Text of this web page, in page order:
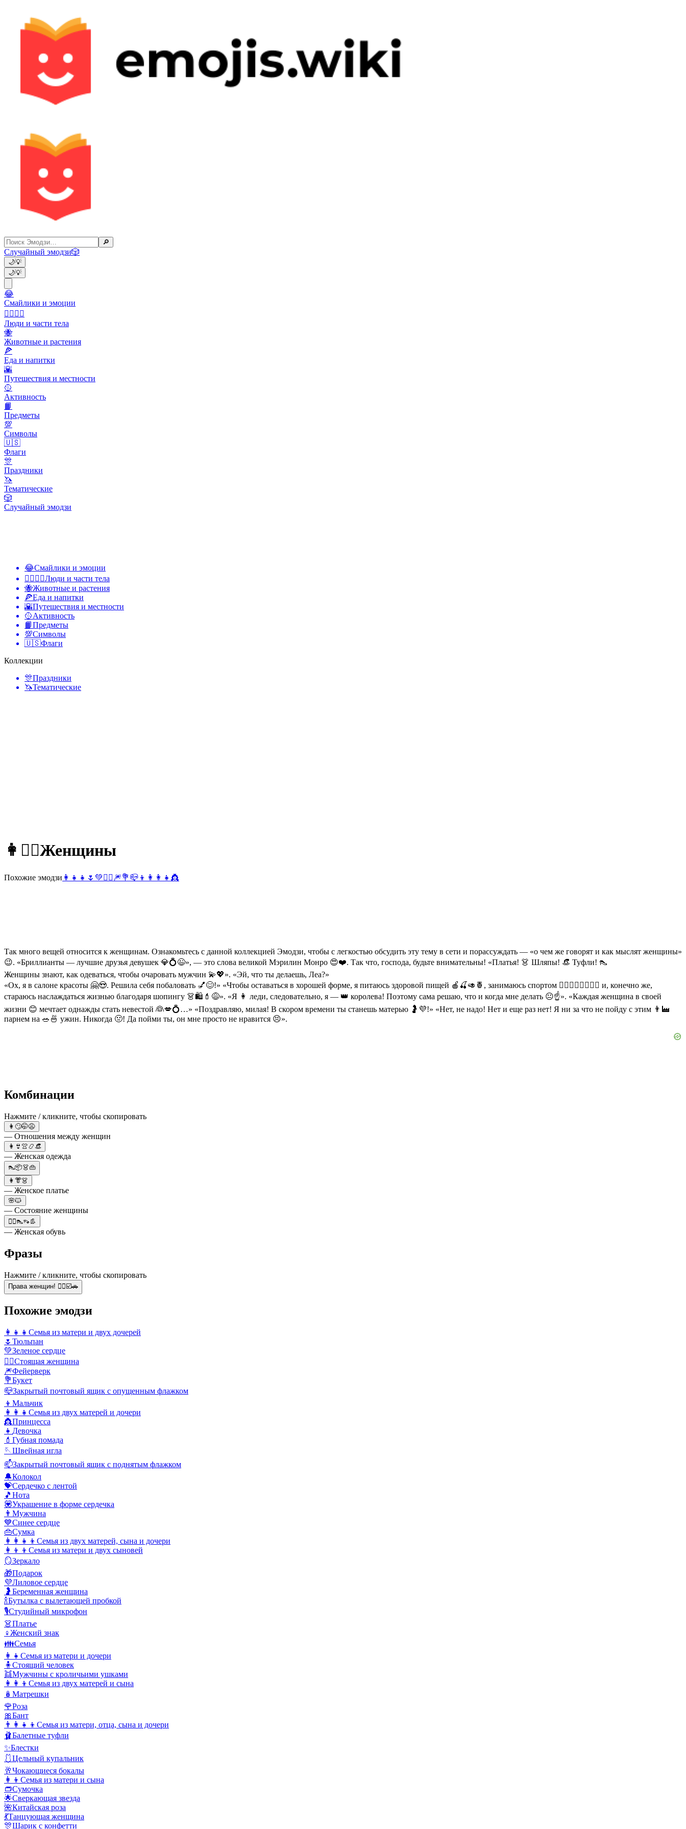
🔎
Случайный эмодзи🎲
🌙💡
🌙💡
😂
Смайлики и эмоции
👩‍❤️‍💋‍👨
Люди и части тела
🐝
Животные и растения
🍕
Еда и напитки
🌇
Путешествия и местности
🥎
Активность
📙
Предметы
💯
Символы
🇺🇸
Флаги
🎊
Праздники
🦄
Тематические
🎲
Случайный эмодзи
😂Смайлики и эмоции
👩‍❤️‍💋‍👨Люди и части тела
🐝Животные и растения
🍕Еда и напитки
🌇Путешествия и местности
🥎Активность
📙Предметы
💯Символы
🇺🇸Флаги
Коллекции
🎊Праздники
🦄Тематические
👩👱‍♀️Женщины
Похожие эмодзи 👩‍👧‍👧 🌷 💚 🧍‍♀️ 🎆💐 📪 👦 👩‍👩‍👧 👸
Так много вещей относится к женщинам. Ознакомьтесь с данной коллекцией Эмодзи, чтобы с легкостью обсудить эту тему в сети и порассуждать — «о чем же говорят и как мыслят женщины»
😉. «Бриллианты — лучшие друзья девушек 💎💍😉», — это слова великой Мэрилин Монро 😍❤️. Так что, господа, будьте внимательны! «Платья! 👗 Шляпы! 👒 Туфли! 👠
Женщины знают, как одеваться, чтобы очаровать мужчин 💫💖». «Эй, что ты делаешь, Леа?»
«Ох, я в салоне красоты 🤗😍. Решила себя побаловать 💅😊!» «Чтобы оставаться в хорошей форме, я питаюсь здоровой пищей 🍎🍒🥑🍍, занимаюсь спортом 🏃‍♀️🏄‍♀️🏊‍♀️🚵‍♀️ и, конечно же,
стараюсь наслаждаться жизнью благодаря шопингу 👗🛍💄😅». «Я 👩 леди, следовательно, я — 👑 королева! Поэтому сама решаю, что и когда мне делать 😐☝». «Каждая женщина в своей
жизни 😊 мечтает однажды стать невестой 👰💋💍…» «Поздравляю, милая! В скором времени ты станешь матерью 🤰💜!» «Нет, не надо! Нет и еще раз нет! Я ни за что не пойду с этим 👨‍🏭️
парнем на 🥗🍜 ужин. Никогда 🤢! Да пойми ты, он мне просто не нравится 😣».
Комбинации
Нажмите / кликните, чтобы скопировать
👩🙄🤭😩
— Отношения между женщин
👩👙👚📿👒
— Женская одежда
👠📦👗👜
👩👘👗
— Женское платье
🌸🐱
— Состояние женщины
🙋‍♀️👠👡👢
— Женская обувь
Фразы
Нажмите / кликните, чтобы скопировать
Права женщин! 🙋‍♀️☑️🚗
Похожие эмодзи
👩‍👧‍👧 Семья из матери и двух дочерей
🌷 Тюльпан
💚Зеленое сердце
🧍‍♀️Стоящая женщина
🎆Фейерверк
💐Букет
📪Закрытый почтовый ящик с опущенным флажком
👦 Мальчик
👩‍👩‍👧 Семья из двух матерей и дочери
👸Принцесса
👧 Девочка
💄 Губная помада
🪡Швейная игла
📫Закрытый почтовый ящик с поднятым флажком
🔔Колокол
💝Сердечко с лентой
🎵 Нота
💟Украшение в форме сердечка
👨 Мужчина
💙Синее сердце
👜Сумка
👩‍👩‍👧‍👦 Семья из двух матерей, сына и дочери
👩‍👦‍👦 Семья из матери и двух сыновей
🪞Зеркало
🎁Подарок
💜Лиловое сердце
🤰 Беременная женщина
🍾Бутылка с вылетающей пробкой
🎙️Студийный микрофон
👗Платье
♀️Женский знак
👪Семья
👩‍👧 Семья из матери и дочери
🧍 Стоящий человек
👯Мужчины с кроличьими ушками
👩‍👩‍👦 Семья из двух матерей и сына
🪆 Матрешки
🌹Роза
🎀Бант
👨‍👩‍👧‍👦 Семья из матери, отца, сына и дочери
🩰Балетные туфли
✨Блестки
🩱Цельный купальник
🥂Чокающиеся бокалы
👩‍👦 Семья из матери и сына
👝Сумочка
🌟Сверкающая звезда
🌺Китайская роза
💃Танцующая женщина
🎊Шарик с конфетти